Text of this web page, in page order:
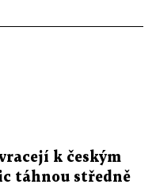
k českým
táhnou středně